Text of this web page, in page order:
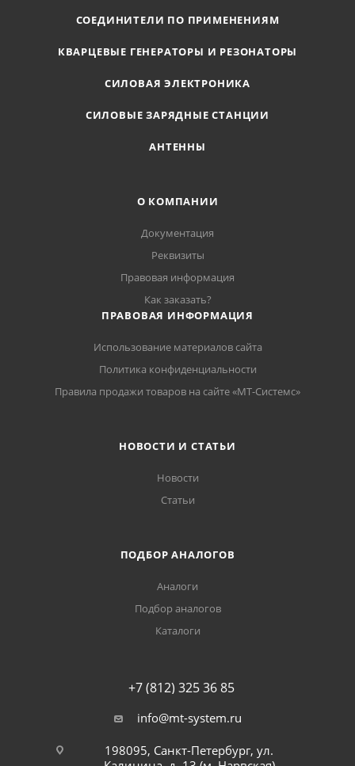
СОЕДИНИТЕЛИ ПО ПРИМЕНЕНИЯМ
КВАРЦЕВЫЕ ГЕНЕРАТОРЫ И РЕЗОНАТОРЫ
СИЛОВАЯ ЭЛЕКТРОНИКА
СИЛОВЫЕ ЗАРЯДНЫЕ СТАНЦИИ
АНТЕННЫ
О КОМПАНИИ
Документация
Реквизиты
Правовая информация
Как заказать?
ПРАВОВАЯ ИНФОРМАЦИЯ
Использование материалов сайта
Политика конфиденциальности
Правила продажи товаров на сайте «МТ-Системс»
НОВОСТИ И СТАТЬИ
Новости
Статьи
ПОДБОР АНАЛОГОВ
Аналоги
Подбор аналогов
Каталоги
+7 (812) 325 36 85
info@mt-system.ru
198095, Санкт-Петербург, ул.